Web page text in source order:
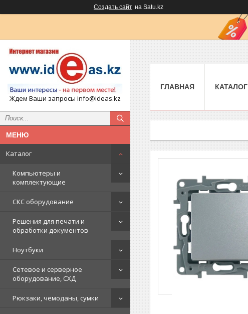
Создать сайт на Satu.kz
Ждем Ваши запросы info@ideas.kz
Каталог
Компьютеры и
комплектующие
СКС оборудование
Решения для печати и
обработки документов
Ноутбуки
Сетевое и серверное
оборудование, СХД
Рюкзаки, чемоданы, сумки
ГЛАВНАЯ КАТАЛОГ